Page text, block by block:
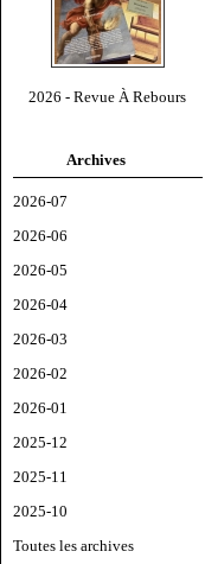
2026 - Revue À Rebours
Archives
2026-07
2026-06
2026-05
2026-04
2026-03
2026-02
2026-01
2025-12
2025-11
2025-10
Toutes les archives